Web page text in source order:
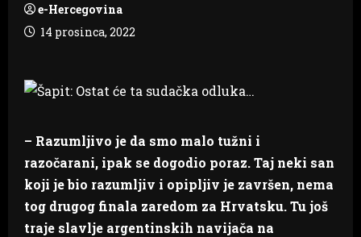
e-Hercegovina
14 prosinca, 2022
– Razumljivo je da smo malo tužni i
razočarani, ipak se dogodio poraz. Taj neki san
koji je bio razumljiv i opipljiv je završen, nema
tog drugog finala zaredom za Hrvatsku. Tu još
traje slavlje argentinskih navijača na